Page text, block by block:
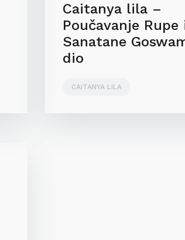
Caitanya lila –
Poučavanje Rupe
Sanatane
dio
CAITANYA LILA